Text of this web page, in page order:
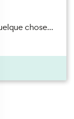
chose...